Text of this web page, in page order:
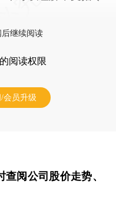
后继续阅读
阅读权限
会员升级
查阅公司股价走势、